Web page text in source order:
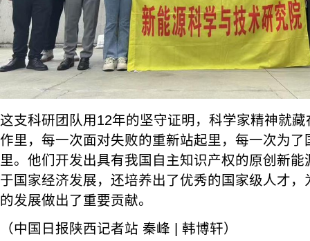
这支科研团队用12年的坚守证明，科学家精神就
作里，每一次面对失败的重新站起里，每一次为了
里。他们开发出具有我国自主知识产权的原创新
于国家经济发展，还培养出了优秀的国家级人才
的发展做出了重要贡献。
（中国日报陕西记者站 秦峰 | 韩博轩）